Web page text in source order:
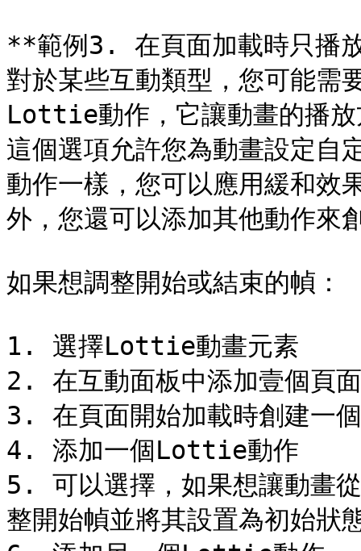
**範例3. 在頁面加載時只播
對於某些互動類型，您可能需
Lottie動作，它讓動畫的播放
這個選項允許您為動畫設定自
動作一樣，您可以應用緩和效
外，您還可以添加其他動作來
如果想調整開始或結束的幀：
1. 選擇Lottie動畫元素
2. 在互動面板中添加壹個頁
3. 在頁面開始加載時創建一
4. 添加一個Lottie動作
5. 可以選擇，如果想讓動畫
整開始幀並將其設置為初始狀